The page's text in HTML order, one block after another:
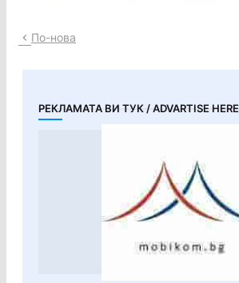
По-нова
РЕКЛАМАТА ВИ ТУК / ADVARTISE HERE